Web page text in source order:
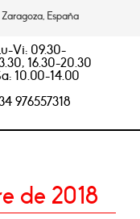
España
Vi: 09.30-
16.30-20.30
10.00-14.00
976557318
de 2018